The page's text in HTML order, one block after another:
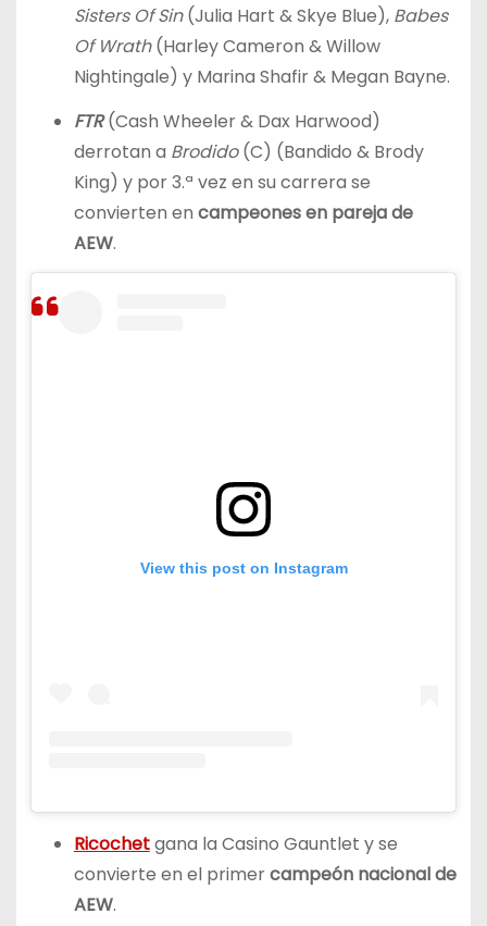
Sisters Of Sin(Julia Hart & Skye Blue), Babes
Of Wrath(Harley Cameron & Willow
Nightingale) y Marina Shafir & Megan Bayne.
FTR(Cash Wheeler & Dax Harwood)
derrotan a Brodido(C) (Bandido & Brody
King) y por 3.ª vez en su carrera se
convierten en campeones en pareja de
AEW.
View this post on Instagram
Ricochetgana la Casino Gauntlet y se
convierte en el primercampeón nacional de
AEW.